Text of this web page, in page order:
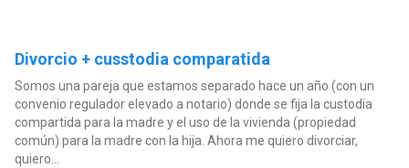
Divorcio + cusstodia comparatida
Somos una pareja que estamos separado hace un año (con un
convenio regulador elevado a notario) donde se fija la custodia
compartida para la madre y el uso de la vivienda (propiedad
común) para la madre con la hija. Ahora me quiero divorciar,
quiero...